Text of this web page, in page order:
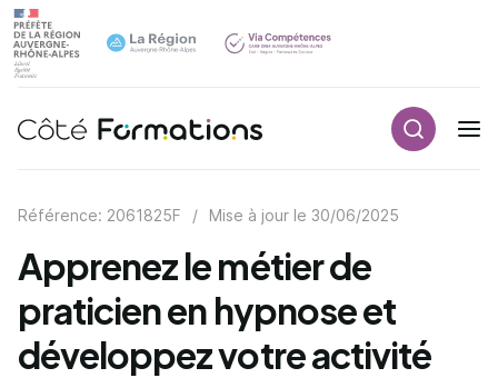
Navigation principale
Référence: 2061825F / Mise à jour le 30/06/2025
Apprenez le métier de
praticien en hypnose et
développez votre activité